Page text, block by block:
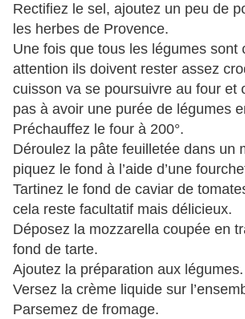
Rectifiez le sel, ajoutez un peu de
les herbes de Provence.
Une fois que tous les légumes sont
attention ils doivent rester assez
cuisson va se poursuivre au four et
pas à avoir une purée de légumes
Préchauffez le four à 200°.
Déroulez la pâte feuilletée dans un
piquez le fond à l’aide d’une
Tartinez le fond de caviar de
cela reste facultatif mais délicieux.
Déposez la mozzarella coupée en
fond de tarte.
Ajoutez la préparation aux légumes.
Versez la crème liquide sur
Parsemez de fromage.